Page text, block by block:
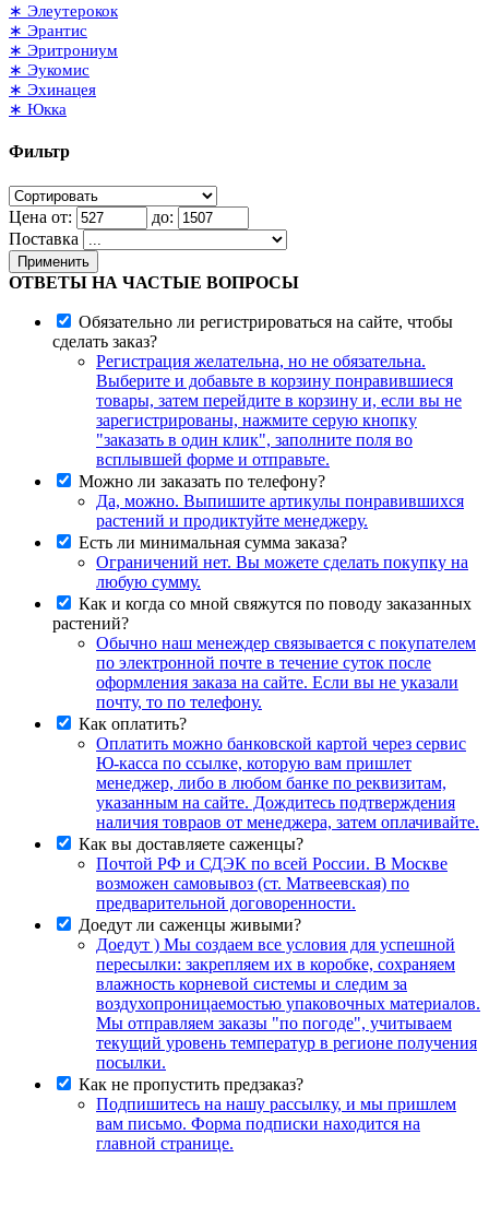
∗ Элеутерокок
∗ Эрантис
∗ Эритрониум
∗ Эукомис
∗ Эхинацея
∗ Юкка
Фильтр
Цена от:
до:
Поставка
Применить
ОТВЕТЫ НА ЧАСТЫЕ ВОПРОСЫ
Обязательно ли регистрироваться на сайте, чтобы
сделать заказ?
Регистрация желательна, но не обязательна.
Выберите и добавьте в корзину понравившиеся
товары, затем перейдите в корзину и, если вы не
зарегистрированы, нажмите серую кнопку
"заказать в один клик", заполните поля во
всплывшей форме и отправьте.
Можно ли заказать по телефону?
Да, можно. Выпишите артикулы понравившихся
растений и продиктуйте менеджеру.
Есть ли минимальная сумма заказа?
Ограничений нет. Вы можете сделать покупку на
любую сумму.
Как и когда со мной свяжутся по поводу заказанных
растений?
Обычно наш менеждер связывается с покупателем
по электронной почте в течение суток после
оформления заказа на сайте. Если вы не указали
почту, то по телефону.
Как оплатить?
Оплатить можно банковской картой через сервис
Ю-касса по ссылке, которую вам пришлет
менеджер, либо в любом банке по реквизитам,
указанным на сайте. Дождитесь подтверждения
наличия товраов от менеджера, затем оплачивайте.
Как вы доставляете саженцы?
Почтой РФ и СДЭК по всей России. В Москве
возможен самовывоз (ст. Матвеевская) по
предварительной договоренности.
Доедут ли саженцы живыми?
Доедут ) Мы создаем все условия для успешной
пересылки: закрепляем их в коробке, сохраняем
влажность корневой системы и следим за
воздухопроницаемостью упаковочных материалов.
Мы отправляем заказы "по погоде", учитываем
текущий уровень температур в регионе получения
посылки.
Как не пропустить предзаказ?
Подпишитесь на нашу рассылку, и мы пришлем
вам письмо. Форма подписки находится на
главной странице.